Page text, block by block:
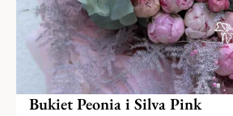
Bukiet Peonia i Silva Pink